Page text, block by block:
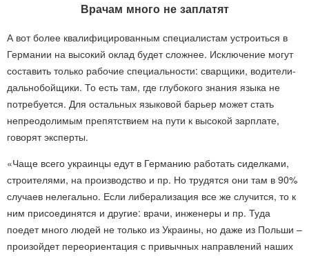
Врачам много не заплатят
А вот более квалифицированным специалистам устроиться в
Германии на высокий оклад будет сложнее. Исключение могут
составить только рабочие специальности: сварщики, водители-
дальнобойщики. То есть там, где глубокого знания языка не
потребуется. Для остальных языковой барьер может стать
непреодолимым препятствием на пути к высокой зарплате,
говорят эксперты.
«Чаще всего украинцы едут в Германию работать сиделками,
строителями, на производство и пр. Но трудятся они там в 90%
случаев нелегально. Если либерализация все же случится, то к
ним присоединятся и другие: врачи, инженеры и пр. Туда
поедет много людей не только из Украины, но даже из Польши –
произойдет переориентация с привычных направлений наших